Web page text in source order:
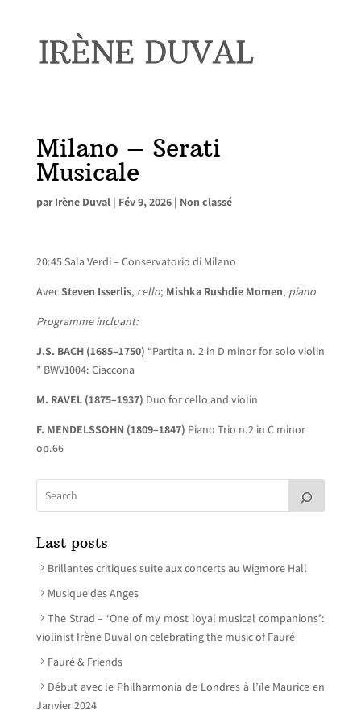
Milano – Serati
Musicale
parIrène Duval| Fév 9, 2026| Non classé
20:45 Sala Verdi – Conservatorio di Milano
AvecSteven Isserlis, cello; Mishka Rushdie Momen, piano
Programme incluant:
J.S. BACH (1685–1750) “Partita n. 2 in D minor for solo violin
” BWV1004: Ciaccona
M. RAVEL (1875–1937) Duo for cello and violin
F. MENDELSSOHN (1809–1847) Piano Trio n.2 in C minor
op.66
Last posts
Brillantes critiques suite aux concerts au Wigmore Hall
Musique des Anges
The Strad – ‘One of my most loyal musical companions’:
violinist Irène Duval on celebrating the music of Fauré
Fauré & Friends
Début avec le Philharmonia de Londres à l’ïle Maurice en
Janvier 2024